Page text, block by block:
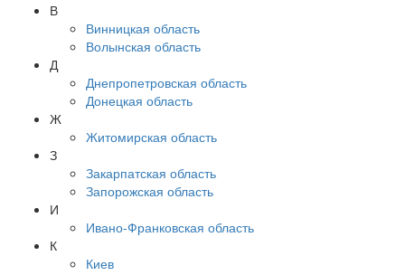
В
Винницкая область
Волынская область
Д
Днепропетровская область
Донецкая область
Ж
Житомирская область
З
Закарпатская область
Запорожская область
И
Ивано-Франковская область
К
Киев